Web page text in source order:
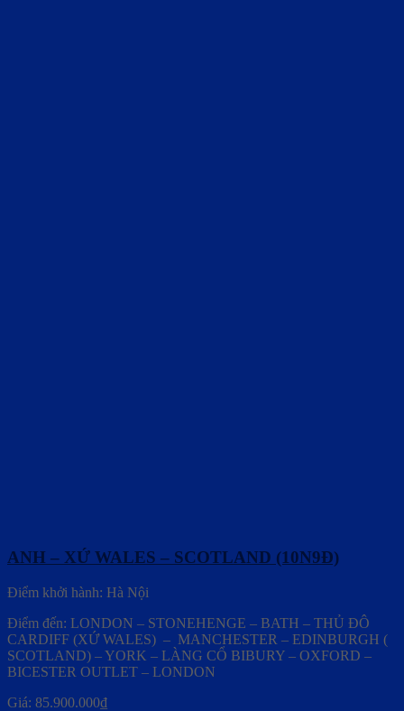
ANH – XỨ WALES – SCOTLAND (10N9Đ)
Điểm khởi hành: Hà Nội
Điểm đến: LONDON – STONEHENGE – BATH – THỦ ĐÔ
CARDIFF (XỨ WALES) – MANCHESTER – EDINBURGH (
SCOTLAND) – YORK – LÀNG CỔ BIBURY – OXFORD –
BICESTER OUTLET – LONDON
Giá: 85.900.000₫